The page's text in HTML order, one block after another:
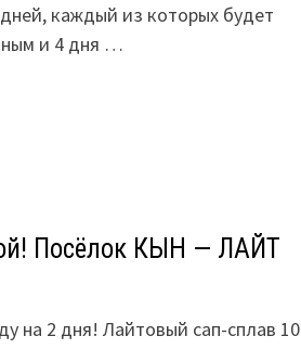
каждый из которых будет
и 4 дня …
Посёлок КЫН — ЛАЙТ
на 2 дня! Лайтовый сап-сплав 10